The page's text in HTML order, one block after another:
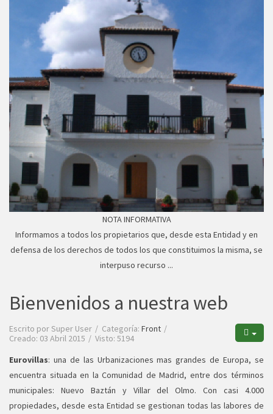
NOTA INFORMATIVA
Informamos a todos los propietarios que, desde esta Entidad y en
defensa de los derechos de todos los que constituimos la misma, se
interpuso recurso ...
Bienvenidos a nuestra web
Escrito porSuper User Categoría: Front
Creado: 03 Abril 2015
Visto: 5194
Eurovillas: una de las Urbanizaciones mas grandes de Europa, se
encuentra situada en la Comunidad de Madrid, entre dos términos
municipales: Nuevo Baztán y Villar del Olmo. Con casi 4.000
propiedades, desde esta Entidad se gestionan todas las labores de